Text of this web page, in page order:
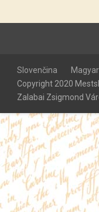
Slovenčina
Magyar
Copyright 2020
Zalabai Zsigmond